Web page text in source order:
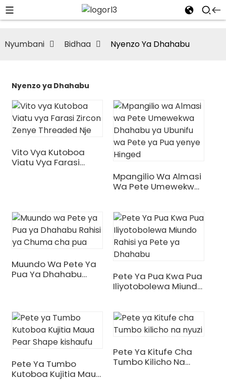
Nyumbani Bidhaa Nyenzo Ya Dhahabu
Nyenzo ya Dhahabu
Vito Vya Kutoboa
Viatu Vya Farasi
Mpangilio Wa Almasi
Wa Pete Umewekwa
Yenye Hinged
Muundo Wa Pete Ya
Pua Ya Dhahabu
Pete Ya Pua Kwa Pua
Iliyotobolewa Miundo
Pete Ya Tumbo
Kutoboa Kujitia Maua
Pete Ya Kitufe Cha
Tumbo Kilicho Na